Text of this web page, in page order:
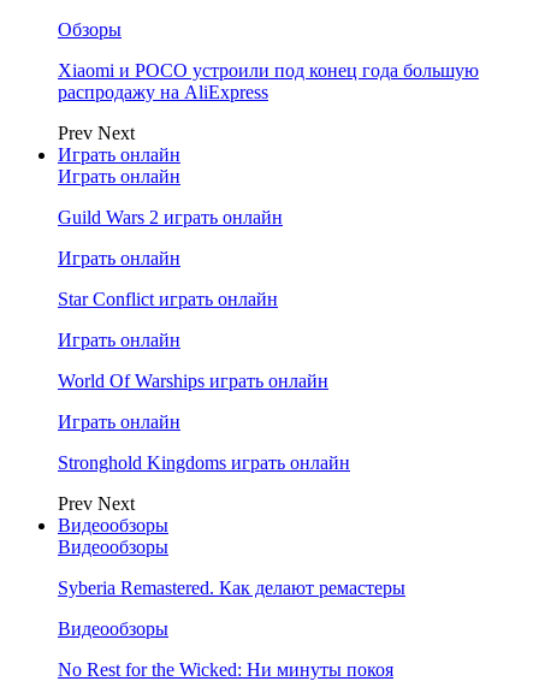
Обзоры
Xiaomi и POCO устроили под конец года большую
распродажу на AliExpress
Prev Next
Играть онлайн
Играть онлайн
Guild Wars 2 играть онлайн
Играть онлайн
Star Conflict играть онлайн
Играть онлайн
World Of Warships играть онлайн
Играть онлайн
Stronghold Kingdoms играть онлайн
Prev Next
Видеообзоры
Видеообзоры
Syberia Remastered. Как делают ремастеры
Видеообзоры
No Rest for the Wicked: Ни минуты покоя